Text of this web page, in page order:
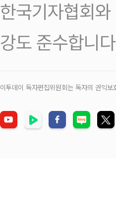
한국기자협회
강도 준수합니
이투데이 독자편집위원회는 독자의 권익